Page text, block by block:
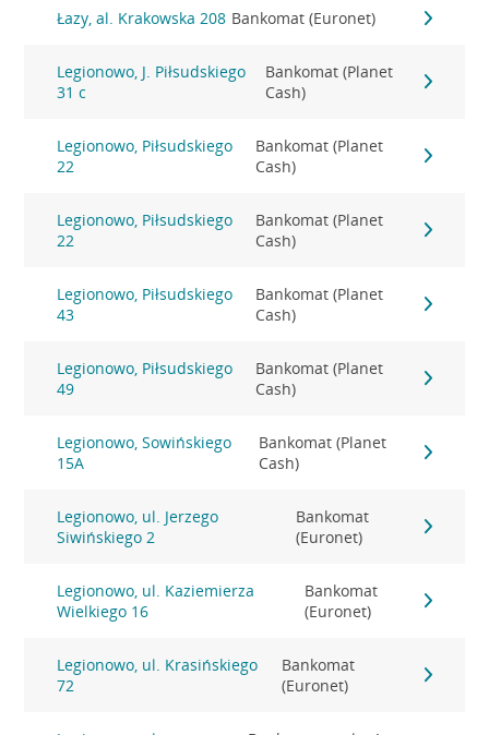
Łazy, al. Krakowska 208 Bankomat (Euronet)
Legionowo, J. Piłsudskiego
31 c
Bankomat (Planet
Cash)
Legionowo, Piłsudskiego
22
Bankomat (Planet
Cash)
Legionowo, Piłsudskiego
22
Bankomat (Planet
Cash)
Legionowo, Piłsudskiego
43
Bankomat (Planet
Cash)
Legionowo, Piłsudskiego
49
Bankomat (Planet
Cash)
Legionowo, Sowińskiego
15A
Bankomat (Planet
Cash)
Legionowo, ul. Jerzego
Siwińskiego 2
Bankomat
(Euronet)
Legionowo, ul. Kaziemierza
Wielkiego 16
Bankomat
(Euronet)
Legionowo, ul. Krasińskiego
72
Bankomat
(Euronet)